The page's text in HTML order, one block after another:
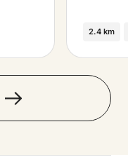
2.4 km